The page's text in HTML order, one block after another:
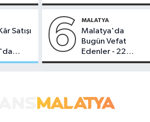
2026
Sahipliği Yaptı
Satışı
6 MALATYA
Malatya'da
Bugün Vefat
Edenler - 22
Temmuz 2026